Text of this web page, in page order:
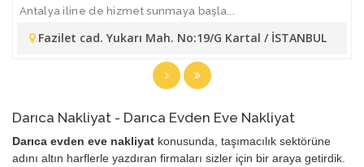
Antalya iline de hizmet sunmaya başla...
Fazilet cad. Yukarı Mah. No:19/G Kartal / İSTANBUL
Darıca Nakliyat - Darıca Evden Eve Nakliyat
Darıca evden eve nakliyat konusunda, taşımacılık sektörüne
adını altın harflerle yazdıran firmaları sizler için bir araya getirdik.